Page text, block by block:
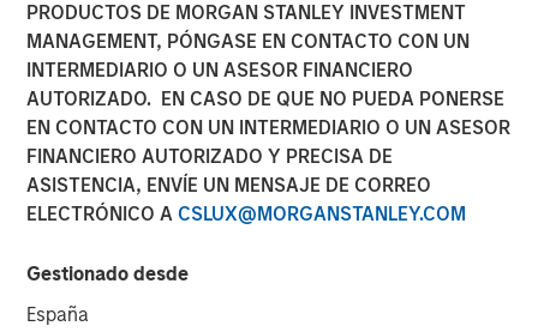
PRODUCTOS DE MORGAN STANLEY INVESTMENT
MANAGEMENT, PÓNGASE EN CONTACTO CON UN
INTERMEDIARIO O UN ASESOR FINANCIERO
AUTORIZADO. EN CASO DE QUE NO PUEDA PONERSE
EN CONTACTO CON UN INTERMEDIARIO O UN ASESOR
FINANCIERO AUTORIZADO Y PRECISA DE
ASISTENCIA, ENVÍE UN MENSAJE DE CORREO
ELECTRÓNICO A CSLUX@MORGANSTANLEY.COM
Gestionado desde
España
Head of Morgan Stanley
Capital Partners: Aaron
Sack, on Private Capital
Call Podcast
10 DICIEMBRE 2025